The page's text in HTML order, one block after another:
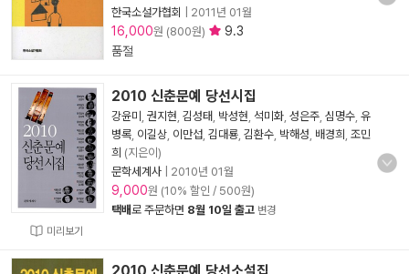
한국소설가협회 2011년 01월
16,000원 (800원)
9.3
품절
미리보기
2010 신춘문예 당선시집
강윤미 권지현 김성태 박성현 석미화 성은주 심명수 유
병록 이길상 이만섭 김대룡 김환수 박해성 배경희 조민
희 (지은이)
문학세계사
2010년 01월
9,000원 (10% 할인 / 500원)
택배로 주문하면 8월 10일 출고 변경